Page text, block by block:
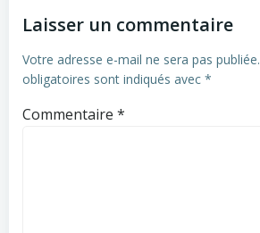
Laisser un commentaire
Votre adresse e-mail ne sera pas publiée.
obligatoires sont indiqués avec *
Commentaire *